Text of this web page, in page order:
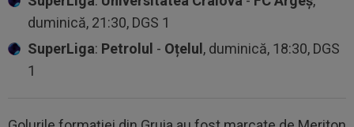
duminică, 21:30, DGS 1
SuperLiga: Petrolul - Oțelul, duminică, 18:30, DGS
1